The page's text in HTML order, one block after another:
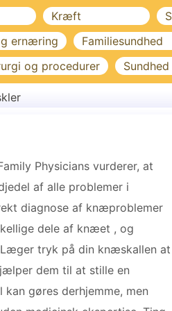
Kræft
ernæring Familiesundhed
og procedurer Sundhed
Physicians vurderer, at
af alle problemer i
diagnose af knæproblemer
dele af knæet , og
tryk på din knæskallen at
dem til at stille en
gøres derhjemme, men